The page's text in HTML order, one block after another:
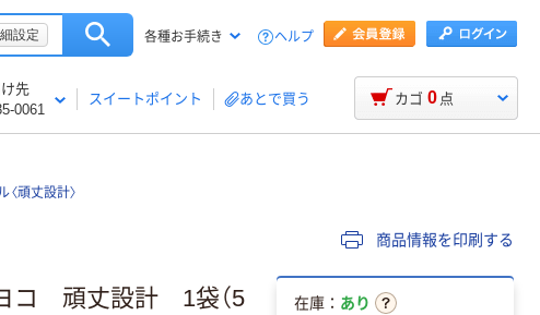
設定 各種お手続き ヘルプ
先
0061
スイートポイント あとで買う カゴ 0 点
頑丈設計〉
商品情報を印刷する
コ 頑丈設計 1袋（5
在庫： あり